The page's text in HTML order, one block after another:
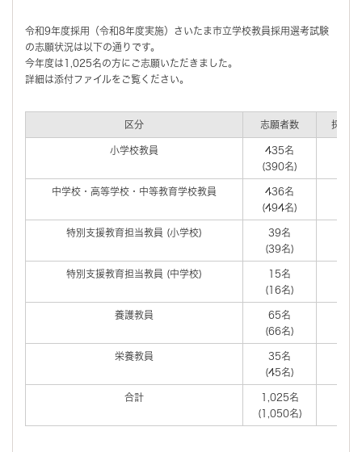
令和9年度採用（令和8年度実施）さいたま市立学校教員採用選考試験
の志願状況は以下の通りです。
今年度は1,025名の方にご志願いただきました。
詳細は添付ファイルをご覧ください。
区分 志願者数 採用見
小学校教員
435名
(390名)
中学校・高等学校・中等教育学校教員
436名
(494名)
特別支援教育担当教員 (小学校)
39名
(39名)
特別支援教育担当教員 (中学校)
15名
(16名)
養護教員
65名
(66名)
栄養教員
35名
(45名)
合計
1,025名
(1,050名)